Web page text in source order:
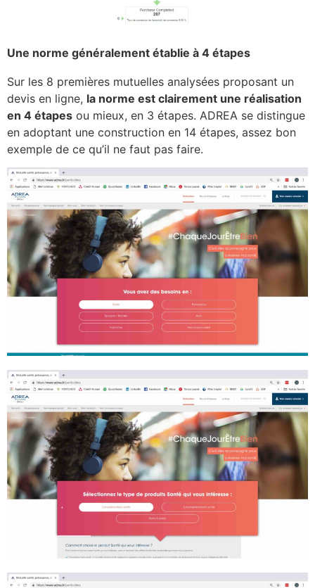
Une norme généralement établie à 4 étapes
Sur les 8 premières mutuelles analysées proposant un
devis en ligne, la norme est clairement une réalisation
en 4 étapes ou mieux, en 3 étapes. ADREA se distingue
en adoptant une construction en 14 étapes, assez bon
exemple de ce qu’il ne faut pas faire.